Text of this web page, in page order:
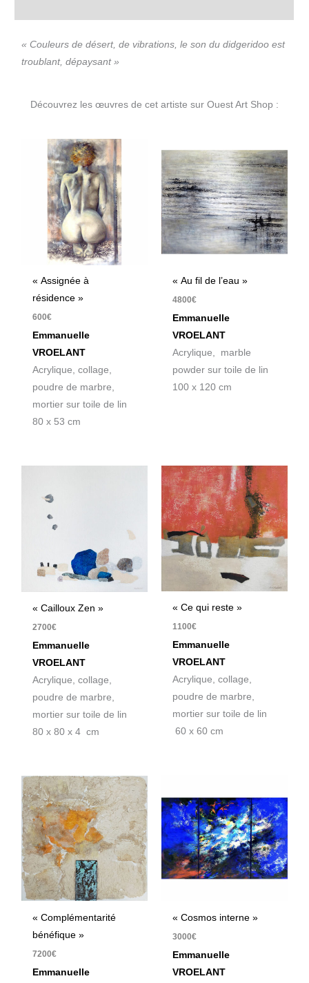
« Couleurs de désert, de vibrations, le son du didgeridoo est
troublant, dépaysant »
Découvrez les œuvres de cet artiste sur Ouest Art Shop :
« Assignée à
résidence »
600€
Emmanuelle
VROELANT
Acrylique, collage,
poudre de marbre,
mortier sur toile de lin
80 x 53 cm
« Au fil de l’eau »
4800€
Emmanuelle
VROELANT
Acrylique, marble
powder sur toile de lin
100 x 120 cm
« Cailloux Zen »
2700€
Emmanuelle
VROELANT
Acrylique, collage,
poudre de marbre,
mortier sur toile de lin
80 x 80 x 4 cm
« Ce qui reste »
1100€
Emmanuelle
VROELANT
Acrylique, collage,
poudre de marbre,
mortier sur toile de lin
60 x 60 cm
« Complémentarité
bénéfique »
7200€
Emmanuelle
« Cosmos interne »
3000€
Emmanuelle
VROELANT